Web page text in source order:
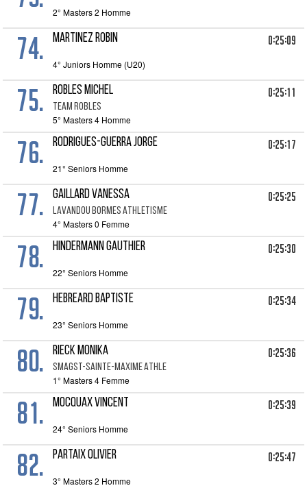
2° Masters 2 Homme
74. MARTINEZ ROBIN 0:25:09
4° Juniors Homme (U20)
75. ROBLES MICHEL
TEAM ROBLES
0:25:11
5° Masters 4 Homme
76. RODRIGUES-GUERRA JORGE 0:25:17
21° Seniors Homme
77. GAILLARD VANESSA
LAVANDOU BORMES ATHLETISME
0:25:25
4° Masters 0 Femme
78. HINDERMANN GAUTHIER 0:25:30
22° Seniors Homme
79. HEBREARD BAPTISTE 0:25:34
23° Seniors Homme
80. RIECK MONIKA
SMAGST-SAINTE-MAXIME ATHLE
0:25:36
1° Masters 4 Femme
81. MOCQUAX VINCENT 0:25:39
24° Seniors Homme
82. PARTAIX OLIVIER 0:25:47
3° Masters 2 Homme